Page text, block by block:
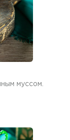
муссом.